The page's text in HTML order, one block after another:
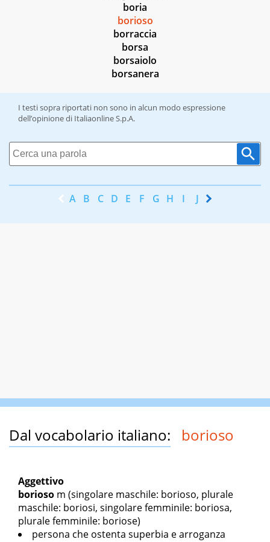
boria
borioso
borraccia
borsa
borsaiolo
borsanera
I testi sopra riportati non sono in alcun modo espressione
dell’opinione di Italiaonline S.p.A.
A B C D E F G H I J K
Dal vocabolario italiano: borioso
Aggettivo
borioso m (singolare maschile: borioso, plurale
maschile: boriosi, singolare femminile: boriosa,
plurale femminile: boriose)
persona che ostenta superbia e arroganza